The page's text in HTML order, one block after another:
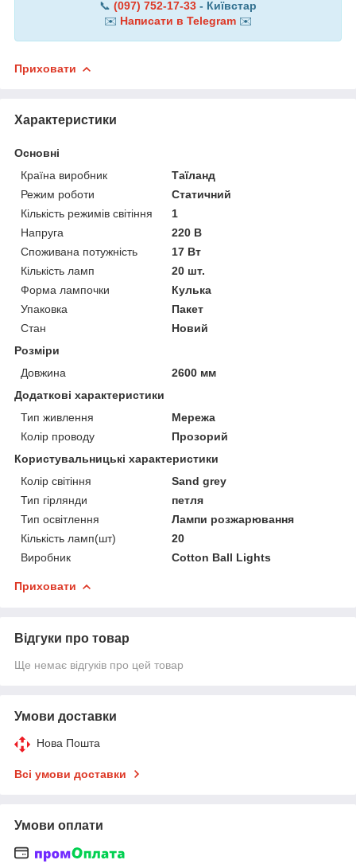
📞 (097) 752-17-33 - Київстар
✉️ Написати в Telegram ✉️
Приховати
Характеристики
Основні
Країна виробник
Таїланд
Режим роботи
Статичний
Кількість режимів світіння
1
Напруга
220 В
Споживана потужність
17 Вт
Кількість ламп
20 шт.
Форма лампочки
Кулька
Упаковка
Пакет
Стан
Новий
Розміри
Довжина
2600 мм
Додаткові характеристики
Тип живлення
Мережа
Колір проводу
Прозорий
Користувальницькі характеристики
Колір світіння
Sand grey
Тип гірлянди
петля
Тип освітлення
Лампи розжарювання
Кількість ламп(шт)
20
Виробник
Cotton Ball Lights
Приховати
Відгуки про товар
Ще немає відгуків про цей товар
Умови доставки
Нова Пошта
Всі умови доставки
Умови оплати